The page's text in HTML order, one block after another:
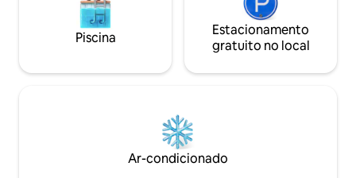
Piscina
Estacionamento
gratuito no local
Ar-condicionado